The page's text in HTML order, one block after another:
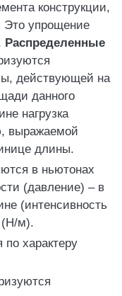
конструкции,
Это упрощение
Распределенные
действующей на
данного
нагрузка
выражаемой
длины.
в ньютонах
(давление) – в
(интенсивность
(Н/м).
по характеру